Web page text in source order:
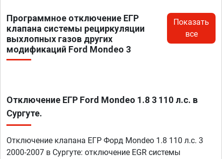
Программное отключение ЕГР
клапана системы рециркуляции
выхлопных газов других
модификаций Ford Mondeo 3
Показать
все
Отключение ЕГР Ford Mondeo 1.8 3 110 л.с. в
Сургуте.
Отключение клапана ЕГР Форд Mondeo 1.8 110 л.с. 3
2000-2007 в Сургуте: отключение EGR системы